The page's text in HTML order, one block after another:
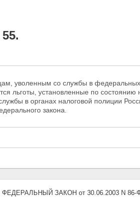
уволенным со службы в
льготы, установленные по состоянию
в органах налоговой полиции
закона.
ФЕДЕРАЛЬНЫЙ ЗАКОН от 30.06.2003 N